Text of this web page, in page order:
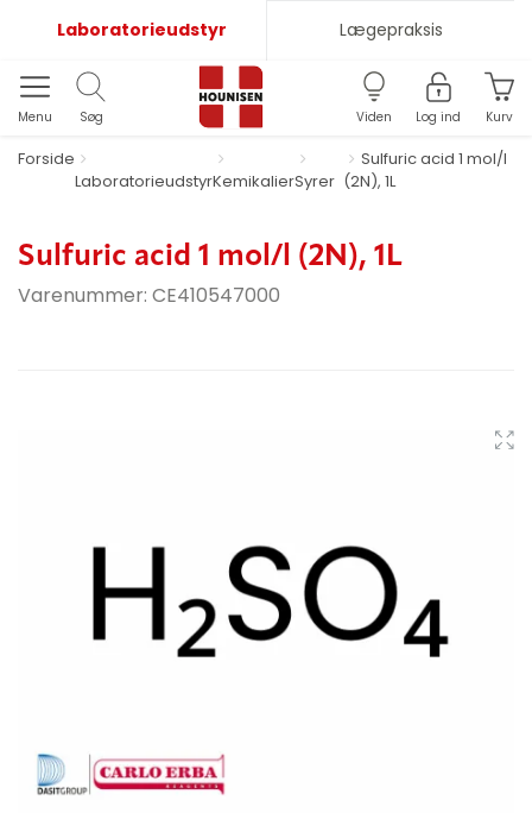
Laboratorieudstyr Lægepraksis
Menu Søg Viden Log ind Kurv
Forside
LaboratorieudstyrKemikalierSyrer
Sulfuric acid 1 mol/l
(2N), 1L
Sulfuric acid 1 mol/l (2N), 1L
Varenummer: CE410547000